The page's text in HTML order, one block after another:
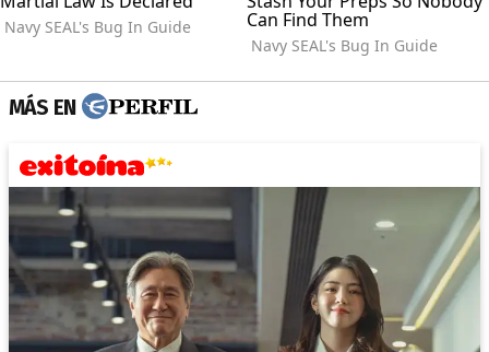
MÁS EN